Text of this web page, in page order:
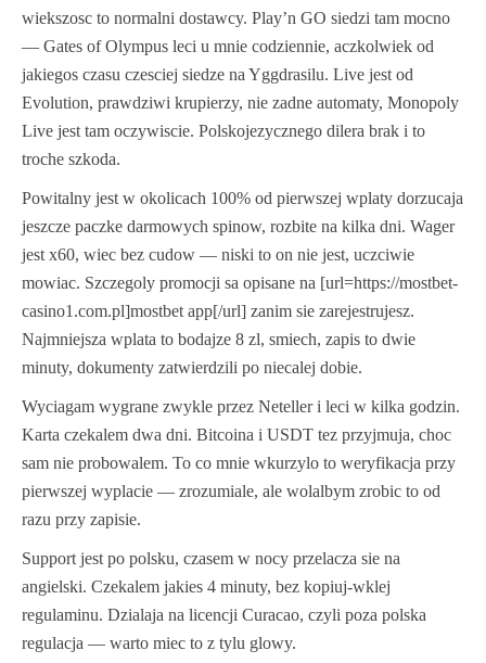
wiekszosc to normalni dostawcy. Play’n GO siedzi tam mocno
— Gates of Olympus leci u mnie codziennie, aczkolwiek od
jakiegos czasu czesciej siedze na Yggdrasilu. Live jest od
Evolution, prawdziwi krupierzy, nie zadne automaty, Monopoly
Live jest tam oczywiscie. Polskojezycznego dilera brak i to
troche szkoda.
Powitalny jest w okolicach 100% od pierwszej wplaty dorzucaja
jeszcze paczke darmowych spinow, rozbite na kilka dni. Wager
jest x60, wiec bez cudow — niski to on nie jest, uczciwie
mowiac. Szczegoly promocji sa opisane na [url=https://mostbet-
casino1.com.pl]mostbet app[/url] zanim sie zarejestrujesz.
Najmniejsza wplata to bodajze 8 zl, smiech, zapis to dwie
minuty, dokumenty zatwierdzili po niecalej dobie.
Wyciagam wygrane zwykle przez Neteller i leci w kilka godzin.
Karta czekalem dwa dni. Bitcoina i USDT tez przyjmuja, choc
sam nie probowalem. To co mnie wkurzylo to weryfikacja przy
pierwszej wyplacie — zrozumiale, ale wolalbym zrobic to od
razu przy zapisie.
Support jest po polsku, czasem w nocy przelacza sie na
angielski. Czekalem jakies 4 minuty, bez kopiuj-wklej
regulaminu. Dzialaja na licencji Curacao, czyli poza polska
regulacja — warto miec to z tylu glowy.